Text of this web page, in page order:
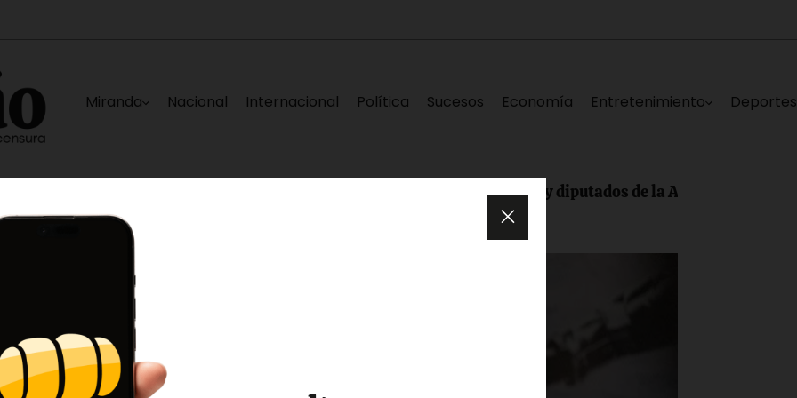
Miranda Nacional Internacional Política Sucesos Economía Entretenimiento Deportes
Caracas Elías Sayegh, Darwin González, Edgar Laya y diputados de la AN lanzan «Repensando a